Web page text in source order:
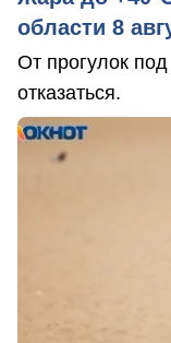
области 8
От прогулок
отказаться.